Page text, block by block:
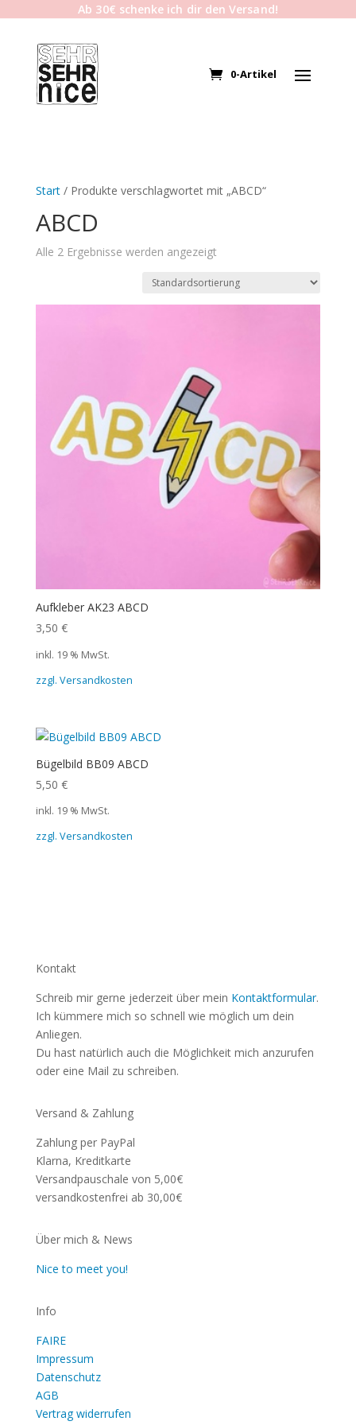
Ab 30€ schenke ich dir den Versand!
0-Artikel
Start/ Produkte verschlagwortet mit „ABCD“
ABCD
Alle 2 Ergebnisse werden angezeigt
Aufkleber AK23 ABCD
3,50 €
inkl. 19 % MwSt.
zzgl. Versandkosten
Bügelbild BB09 ABCD
5,50 €
inkl. 19 % MwSt.
zzgl. Versandkosten
Kontakt
Schreib mir gerne jederzeit über mein Kontaktformular.
Ich kümmere mich so schnell wie möglich um dein
Anliegen.
Du hast natürlich auch die Möglichkeit mich anzurufen
oder eine Mail zu schreiben.
Versand & Zahlung
Zahlung per PayPal
Klarna, Kreditkarte
Versandpauschale von 5,00€
versandkostenfrei ab 30,00€
Über mich & News
Nice to meet you!
Info
FAIRE
Impressum
Datenschutz
AGB
Vertrag widerrufen